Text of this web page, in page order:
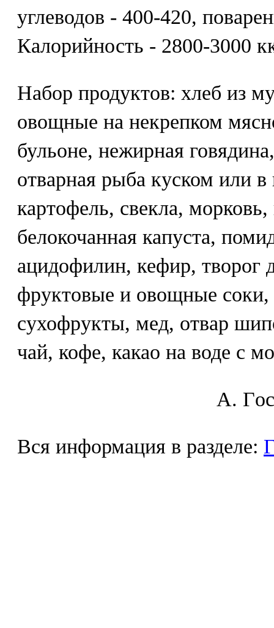
углеводов - 400-420,
Калорийность - 2800-3000
Набор продуктов: хлеб из
овощные на некрепком
бульоне, нежирная
отварная рыба куском или
картофель, свекла,
белокочанная капуста,
ацидофилин, кефир, творог
фруктовые и овощные соки,
сухофрукты, мед, отвар
чай, кофе, какао на воде с
A.
Вся информация в разделе: